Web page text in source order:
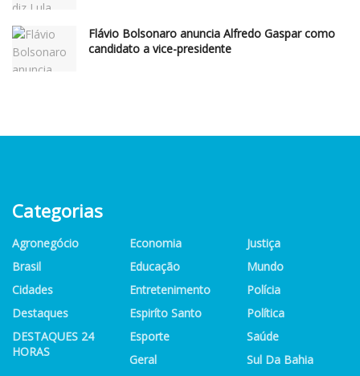
Flávio Bolsonaro anuncia Alfredo Gaspar como
candidato a vice-presidente
Categorias
Agronegócio
Brasil
Cidades
Destaques
DESTAQUES 24
HORAS
Economia
Educação
Entretenimento
Espiríto Santo
Esporte
Geral
Justiça
Mundo
Polícia
Política
Saúde
Sul Da Bahia